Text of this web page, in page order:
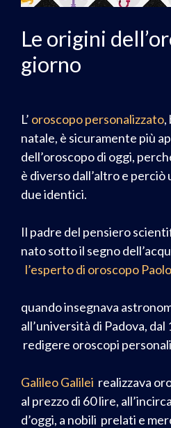
Le origini
giorno
L’ oroscopo personalizzato,
natale, è sicuramente più
dell’oroscopo di oggi,
è diverso dall’altro e
due identici.
Il padre del pensiero
nato sotto il segno
l’esperto di oroscopo
quando insegnava
all’università di Padova, dal
redigere oroscopi
Galileo Galilei realizzava
al prezzo di 60 lire,
d’oggi, a nobili prelati e